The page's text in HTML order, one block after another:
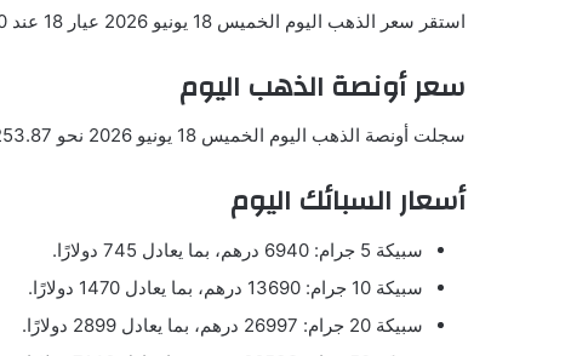
استقر سعر الذهب اليوم الخميس 18 يونيو 2026 عيار 18 عند 955.10 درهم بما يعادل 102.57 دولار.
سعر أونصة الذهب اليوم
سجلت أونصة الذهب اليوم الخميس 18 يونيو 2026 نحو 4253.87 دولار للأوقية.
أسعار السبائك اليوم
سبيكة 5 جرام: 6940 درهم، بما يعادل 745 دولارًا.
سبيكة 10 جرام: 13690 درهم، بما يعادل 1470 دولارًا.
سبيكة 20 جرام: 26997 درهم، بما يعادل 2899 دولارًا.